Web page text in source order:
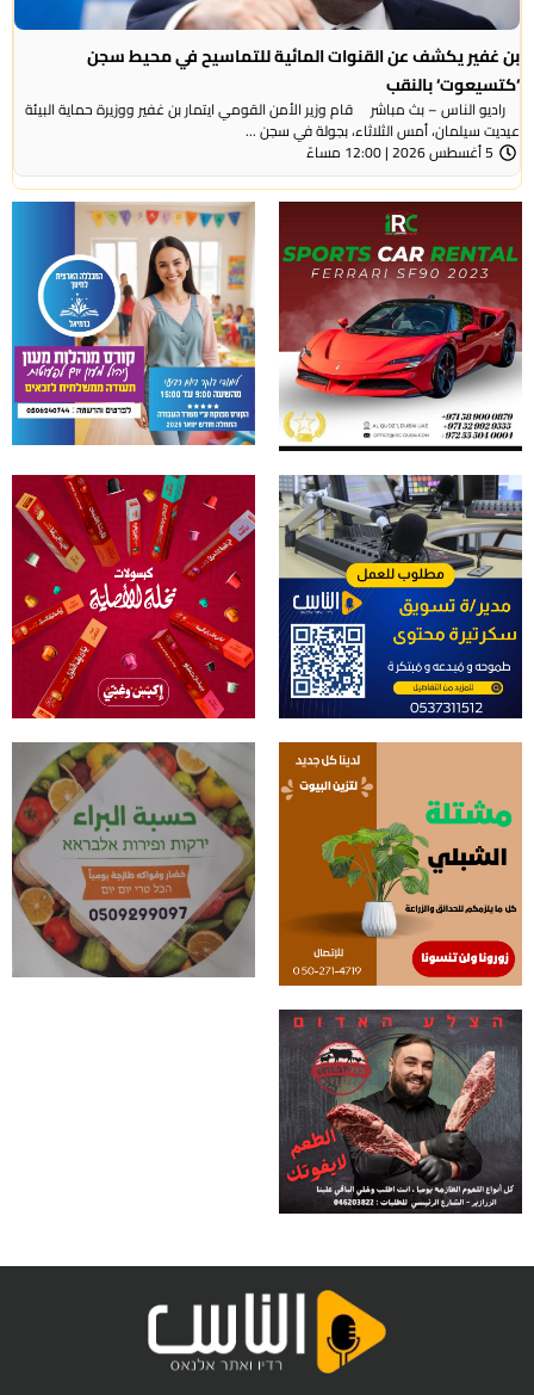
بن غفير يكشف عن القنوات المائية للتماسيح في محيط سجن
‘كتسيعوت‘ بالنقب
راديو الناس – بث مباشر قام وزير الأمن القومي ايتمار بن غفير ووزيرة حماية البيئة
عيديت سيلمان، أمس الثلاثاء، بجولة في سجن ...
5 أغسطس 2026 | 12:00 مساءً